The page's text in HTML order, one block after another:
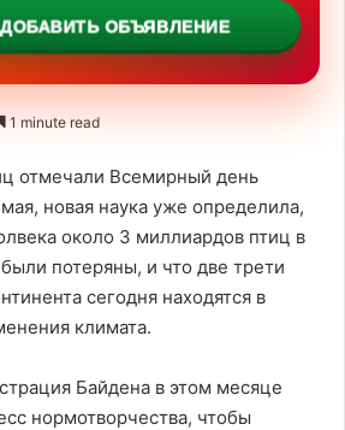
ДОБАВИТЬ ОБЪЯВЛЕНИЕ
1 minute read
отмечали Всемирный день
новая наука уже определила,
около 3 миллиардов птиц в
потеряны, и что две трети
сегодня находятся в
климата.
Байдена в этом месяце
нормотворчества, чтобы